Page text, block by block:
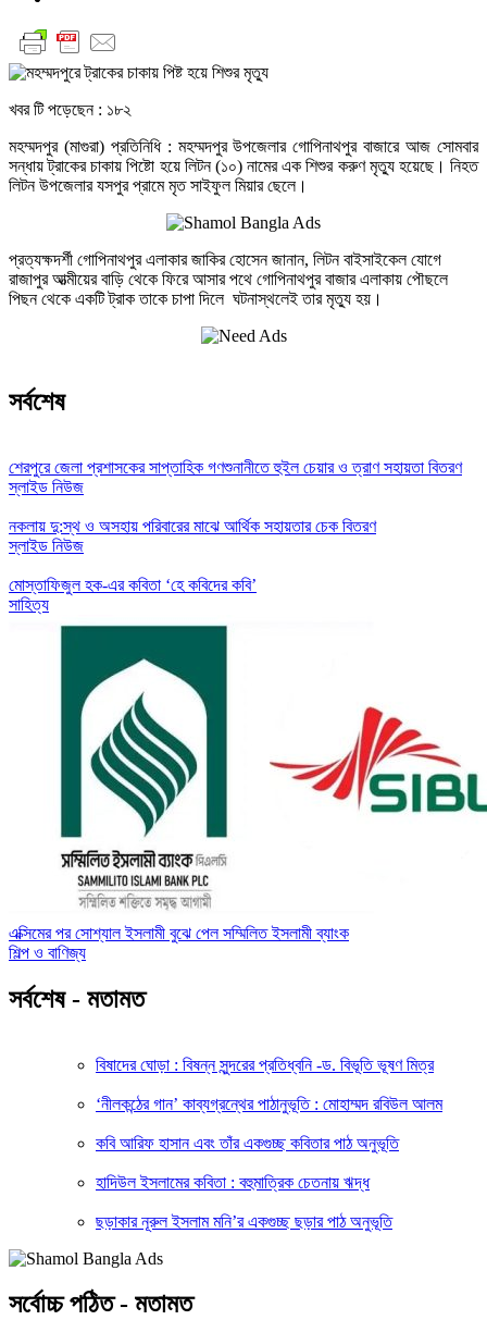
খবর টি পড়েছেন : ১৮২
মহম্মদপুর (মাগুরা) প্রতিনিধি : মহম্মদপুর উপজেলার গোপিনাথপুর বাজারে আজ সোমবার
সন্ধায় ট্রাকের চাকায় পিষ্টো হয়ে লিটন (১০) নামের এক শিশুর করুণ মৃত্যু হয়েছে। নিহত
লিটন উপজেলার যসপুর প্রামে মৃত সাইফুল মিয়ার ছেলে।
প্রত্যক্ষদর্শী গোপিনাথপুর এলাকার জাকির হোসেন জানান, লিটন বাইসাইকেল যোগে
রাজাপুর আত্মীয়ের বাড়ি থেকে ফিরে আসার পথে গোপিনাথপুর বাজার এলাকায় পৌছলে
পিছন থেকে একটি ট্রাক তাকে চাপা দিলে ঘটনাস্থলেই তার মৃত্যু হয়।
সর্বশেষ
শেরপুরে জেলা প্রশাসকের সাপ্তাহিক গণশুনানীতে হুইল চেয়ার ও ত্রাণ সহায়তা বিতরণ
স্লাইড নিউজ
নকলায় দু:স্থ ও অসহায় পরিবারের মাঝে আর্থিক সহায়তার চেক বিতরণ
স্লাইড নিউজ
মোস্তাফিজুল হক-এর কবিতা ‘হে কবিদের কবি’
সাহিত্য
এক্সিমের পর সোশ্যাল ইসলামী বুঝে পেল সম্মিলিত ইসলামী ব্যাংক
শিল্প ও বাণিজ্য
সর্বশেষ - মতামত
বিষাদের ঘোড়া : বিষন্ন সুন্দরের প্রতিধ্বনি -ড. বিভূতি ভূষণ মিত্র
‘নীলকন্ঠের গান’ কাব্যগ্রন্থের পাঠানুভূতি : মোহাম্মদ রবিউল আলম
কবি আরিফ হাসান এবং তাঁর একগুচ্ছ কবিতার পাঠ অনুভূতি
হাদিউল ইসলামের কবিতা : বহুমাত্রিক চেতনায় ঋদ্ধ
ছড়াকার নূরুল ইসলাম মনি’র একগুচ্ছ ছড়ার পাঠ অনুভূতি
সর্বোচ্চ পঠিত - মতামত